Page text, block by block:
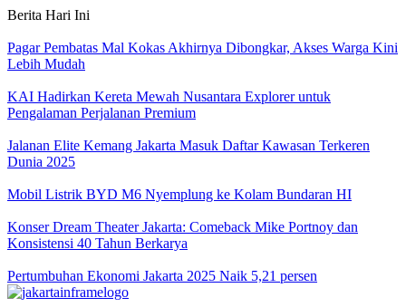
Skip
content
Berita Hari Ini
Pagar Pembatas Mal Kokas Akhirnya Dibongkar, Akses Warga Kini
Lebih Mudah
KAI Hadirkan Kereta Mewah Nusantara Explorer untuk
Pengalaman Perjalanan Premium
Jalanan Elite Kemang Jakarta Masuk Daftar Kawasan Terkeren
Dunia 2025
Mobil Listrik BYD M6 Nyemplung ke Kolam Bundaran HI
Konser Dream Theater Jakarta: Comeback Mike Portnoy dan
Konsistensi 40 Tahun Berkarya
Pertumbuhan Ekonomi Jakarta 2025 Naik 5,21 persen